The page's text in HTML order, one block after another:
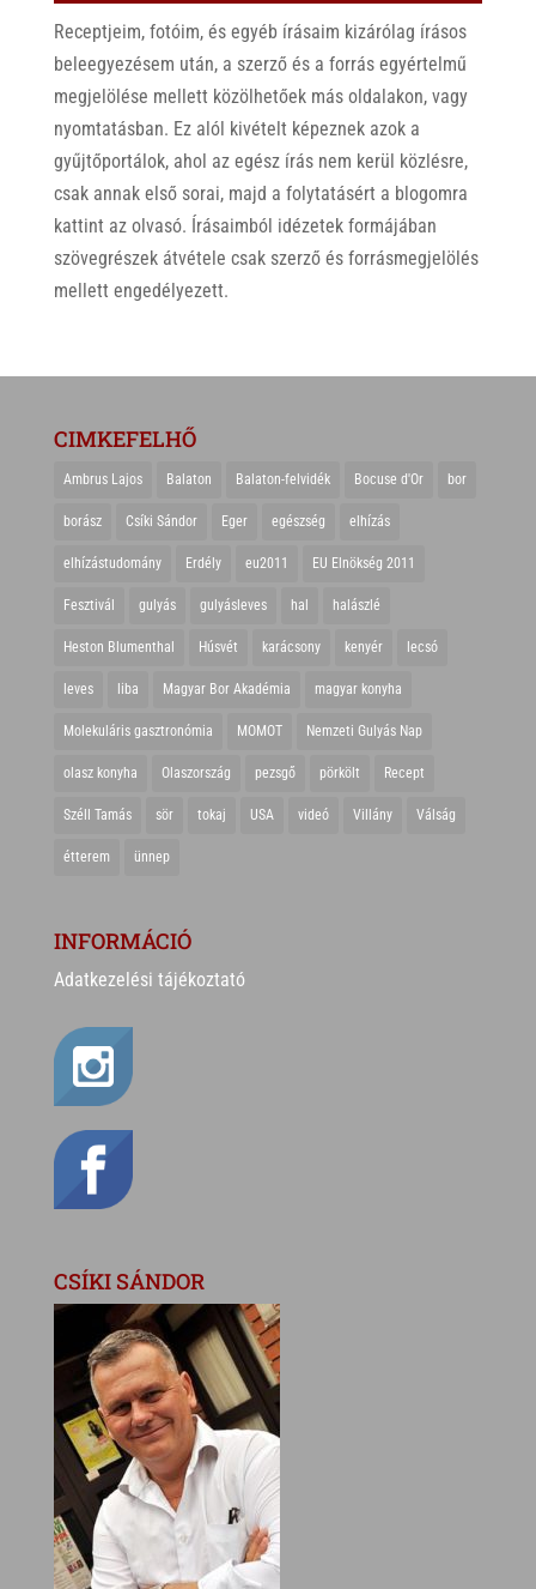
Receptjeim, fotóim, és egyéb írásaim kizárólag írásos
beleegyezésem után, a szerző és a forrás egyértelmű
megjelölése mellett közölhetőek más oldalakon, vagy
nyomtatásban. Ez alól kivételt képeznek azok a
gyűjtőportálok, ahol az egész írás nem kerül közlésre,
csak annak első sorai, majd a folytatásért a blogomra
kattint az olvasó. Írásaimból idézetek formájában
szövegrészek átvétele csak szerző és forrásmegjelölés
mellett engedélyezett.
CIMKEFELHŐ
Ambrus Lajos Balaton Balaton-felvidék Bocuse d'Or bor
borász Csíki Sándor Eger egészség elhízás
elhízástudomány Erdély eu2011 EU Elnökség 2011
Fesztivál gulyás gulyásleves hal halászlé
Heston Blumenthal Húsvét karácsony kenyér lecsó
leves liba Magyar Bor Akadémia magyar konyha
Molekuláris gasztronómia MOMOT Nemzeti Gulyás Nap
olasz konyha Olaszország pezsgő pörkölt Recept
Széll Tamás sör tokaj USA videó Villány Válság
étterem ünnep
INFORMÁCIÓ
Adatkezelési tájékoztató
CSÍKI SÁNDOR